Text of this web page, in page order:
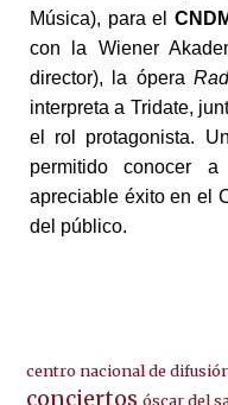
Música), para el
con la Wiener
director), la ópera
interpreta a Tridate,
el rol protagonista.
permitido conocer
apreciable éxito en el
del público.
centro nacional de
conciertos óscar del